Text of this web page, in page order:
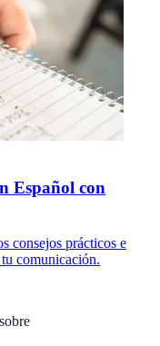
Español con
consejos prácticos e
comunicación.